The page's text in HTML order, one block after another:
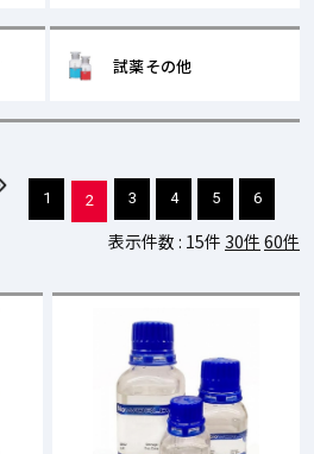
試薬その他
1 2 3 4 5 6
表示件数 : 15件 30件 60件